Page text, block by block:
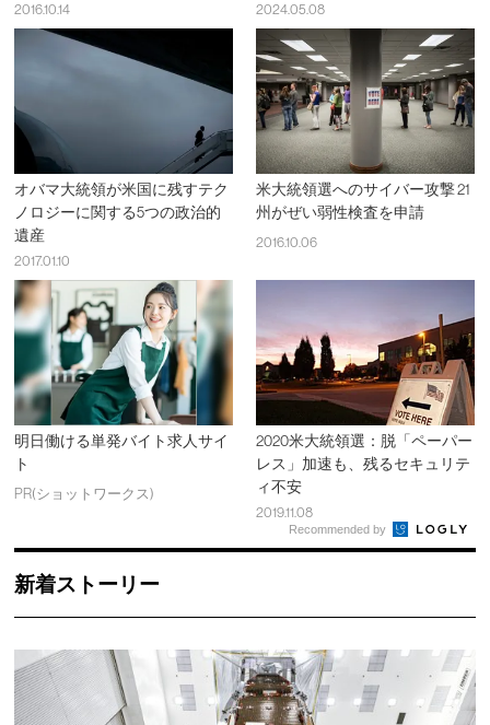
2016.10.14 2024.05.08
オバマ大統領が米国に残すテク
ノロジーに関する5つの政治的
遺産
2017.01.10
米大統領選へのサイバー攻撃 21
州がぜい弱性検査を申請
2016.10.06
明日働ける単発バイト求人サイ
ト
PR(ショットワークス)
2020米大統領選：脱「ペーパー
レス」加速も、残るセキュリテ
ィ不安
2019.11.08
Recommended by
新着ストーリー